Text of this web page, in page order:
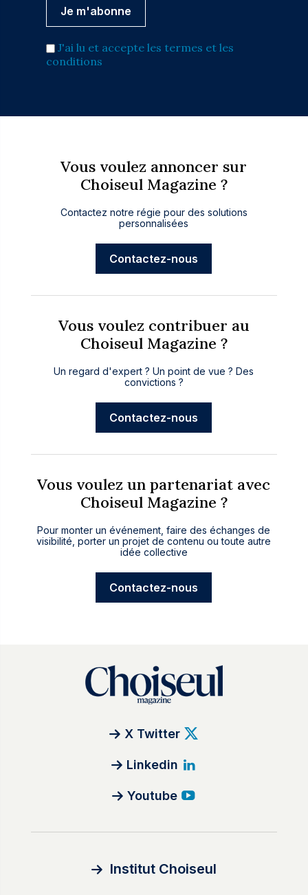
J'ai lu et accepte les termes et les
conditions
Vous voulez annoncer sur
Choiseul Magazine ?
Contactez notre régie pour des solutions
personnalisées
Contactez-nous
Vous voulez contribuer au
Choiseul Magazine ?
Un regard d'expert ? Un point de vue ? Des
convictions ?
Contactez-nous
Vous voulez un partenariat avec
Choiseul Magazine ?
Pour monter un événement, faire des échanges de
visibilité, porter un projet de contenu ou toute autre
idée collective
Contactez-nous
X Twitter
Linkedin
Youtube
Institut Choiseul